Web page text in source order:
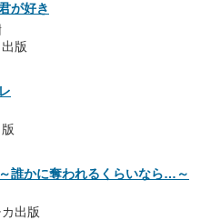
が好き
版
誰かに奪われるくらいなら…～
出版